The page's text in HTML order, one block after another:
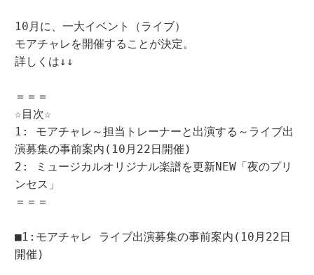
10月に、一大イベント（ライブ）
モアチャレを開催することが決定。
詳しくは↓↓
＝＝＝
☆目次☆
1: モアチャレ～担当トレーナーと出演する～ライブ出
演募集の事前案内(10月22日開催)
2: ミュージカルオリジナル楽譜を更新NEW「夜のプリ
ンセス」
＝＝＝
■1:モアチャレ ライブ出演募集の事前案内(10月22日
開催)